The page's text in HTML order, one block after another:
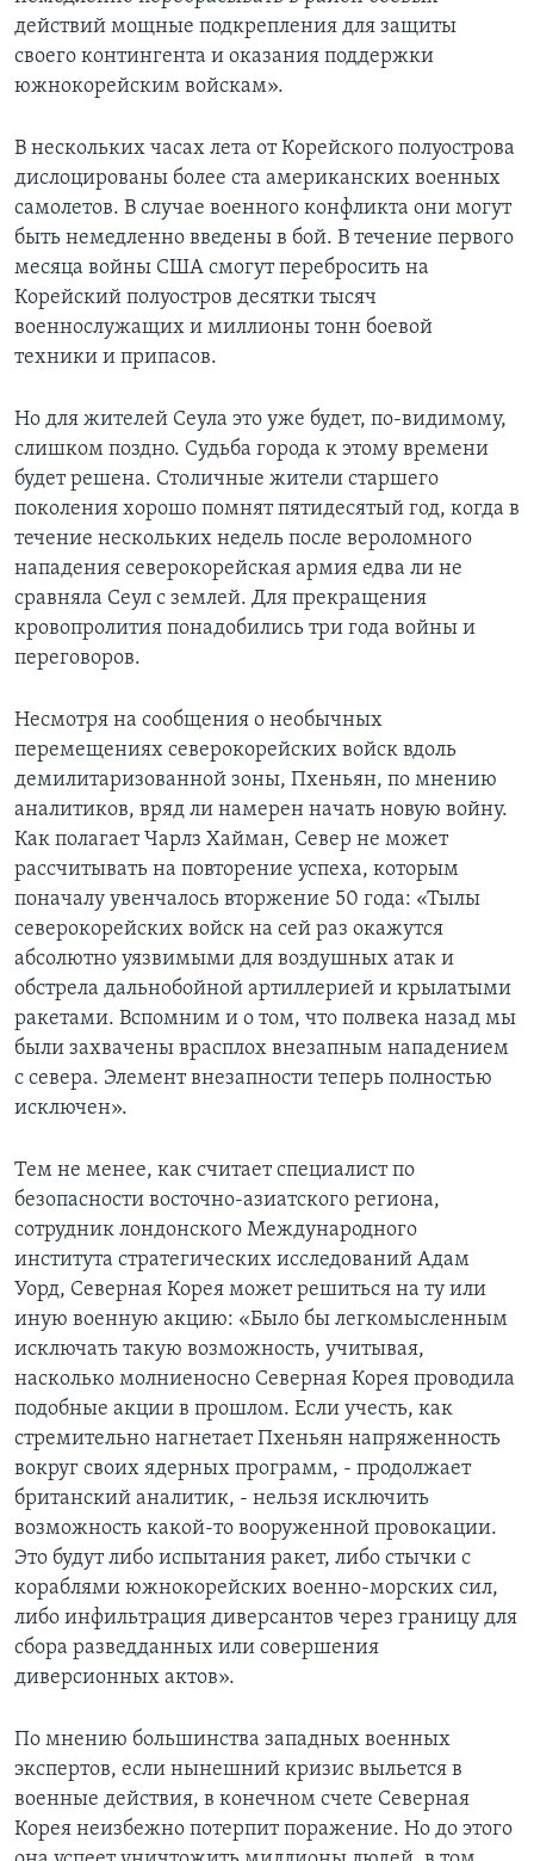
действий мощные подкрепления для защиты
своего контингента и оказания поддержки
южнокорейским войскам».
В нескольких часах лета от Корейского полуострова
дислоцированы более ста американских военных
самолетов. В случае военного конфликта они могут
быть немедленно введены в бой. В течение первого
месяца войны США смогут перебросить на
Корейский полуостров десятки тысяч
военнослужащих и миллионы тонн боевой
техники и припасов.
Но для жителей Сеула это уже будет, по-видимому,
слишком поздно. Судьба города к этому времени
будет решена. Столичные жители старшего
поколения хорошо помнят пятидесятый год, когда в
течение нескольких недель после вероломного
нападения северокорейская армия едва ли не
сравняла Сеул с землей. Для прекращения
кровопролития понадобились три года войны и
переговоров.
Несмотря на сообщения о необычных
перемещениях северокорейских войск вдоль
демилитаризованной зоны, Пхеньян, по мнению
аналитиков, вряд ли намерен начать новую войну.
Как полагает Чарлз Хайман, Север не может
рассчитывать на повторение успеха, которым
поначалу увенчалось вторжение 50 года: «Тылы
северокорейских войск на сей раз окажутся
абсолютно уязвимыми для воздушных атак и
обстрела дальнобойной артиллерией и крылатыми
ракетами. Вспомним и о том, что полвека назад мы
были захвачены врасплох внезапным нападением
с севера. Элемент внезапности теперь полностью
исключен».
Тем не менее, как считает специалист по
безопасности восточно-азиатского региона,
сотрудник лондонского Международного
института стратегических исследований Адам
Уорд, Северная Корея может решиться на ту или
иную военную акцию: «Было бы легкомысленным
исключать такую возможность, учитывая,
насколько молниеносно Северная Корея проводила
подобные акции в прошлом. Если учесть, как
стремительно нагнетает Пхеньян напряженность
вокруг своих ядерных программ, - продолжает
британский аналитик, - нельзя исключить
возможность какой-то вооруженной провокации.
Это будут либо испытания ракет, либо стычки с
кораблями южнокорейских военно-морских сил,
либо инфильтрация диверсантов через границу для
сбора разведданных или совершения
диверсионных актов».
По мнению большинства западных военных
экспертов, если нынешний кризис выльется в
военные действия, в конечном счете Северная
Корея неизбежно потерпит поражение. Но до этого